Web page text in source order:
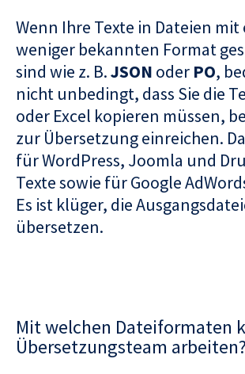
Wenn Ihre Texte in Dateien mit
weniger bekannten Format
sind wie z. B.JSON oder PO,
nicht unbedingt, dass Sie die
oder Excel kopieren müssen,
zur Übersetzung einreichen.
für WordPress, Joomla und
Texte sowie für Google
Es ist klüger, die
übersetzen.
Mit welchen Dateiformaten
Übersetzungsteam arbeiten?